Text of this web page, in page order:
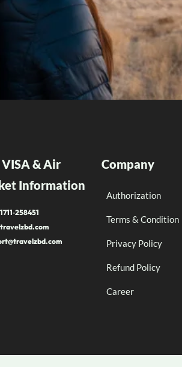
VISA & Air
Information
Company
Authorization
Terms & Condition
Privacy Policy
Refund Policy
Career